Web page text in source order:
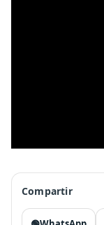
Compartir